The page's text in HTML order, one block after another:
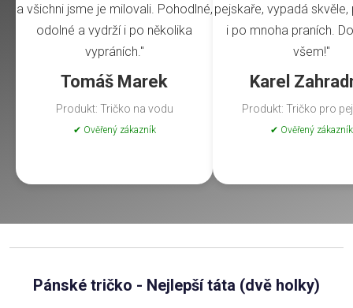
a všichni jsme je milovali. Pohodlné,
odolné a vydrží i po několika
vypráních."
Tomáš Marek
Produkt: Tričko na vodu
✔ Ověřený zákazník
pejskaře, vypadá
i po mnoha praních.
všem!"
Karel
Produkt: Tričko pro
✔ Ověřený zákazník
Pánské tričko - Nejlepší táta (dvě holky)